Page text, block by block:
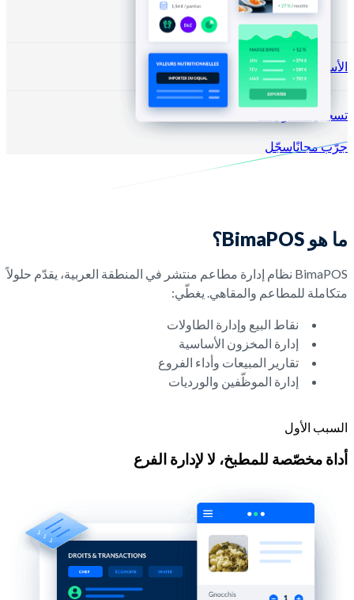
MCP
الأسعار
تسجيل الدخول →
جرّب مجانًاسجّل
ما هو BimaPOS؟
BimaPOS نظام إدارة مطاعم منتشر في المنطقة العربية، يقدّم حلولاً
متكاملة للمطاعم والمقاهي. يغطّي:
نقاط البيع وإدارة الطاولات
إدارة المخزون الأساسية
تقارير المبيعات وأداء الفروع
إدارة الموظّفين والورديات
السبب الأول
أداة مخصّصة للمطبخ، لا لإدارة الفرع